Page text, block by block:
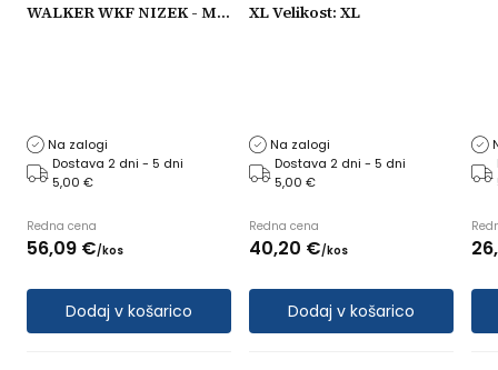
WALKER WKF NIZEK - M
Na zalogi
Dostava 2 dni - 5 dni
5,00 €
Redna cena
56,09 €/ kos
Dodaj v košarico
XL Velikost: XL
Na zalogi
Dostava 2 dni - 5 dni
5,00 €
Redna cena
40,20 €/ kos
Dodaj v košarico
26,